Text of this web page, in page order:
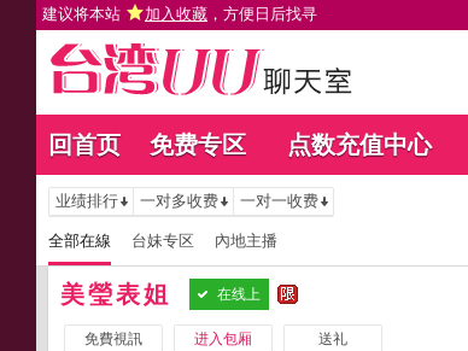
建议将本站 加入收藏 ，方便日后找寻
回首页 免费专区 点数充值中心
业绩排行 一对多收费 一对一收费
全部在線 台妹专区 內地主播
美瑩表姐 在线上
免費視訊 进入包厢 送礼